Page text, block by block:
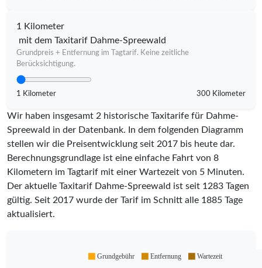
1 Kilometer
mit dem Taxitarif Dahme-Spreewald
Grundpreis + Entfernung im Tagtarif. Keine zeitliche
Berücksichtigung.
1 Kilometer 300 Kilometer
Wir haben insgesamt 2 historische Taxitarife für Dahme-
Spreewald in der Datenbank. In dem folgenden Diagramm
stellen wir die Preisentwicklung seit 2017 bis heute dar.
Berechnungsgrundlage ist eine einfache Fahrt von 8
Kilometern im Tagtarif mit einer Wartezeit von 5 Minuten.
Der aktuelle Taxitarif Dahme-Spreewald ist seit 1283 Tagen
gültig. Seit 2017 wurde der Tarif im Schnitt alle 1885 Tage
aktualisiert.
Grundgebühr Entfernung Wartezeit